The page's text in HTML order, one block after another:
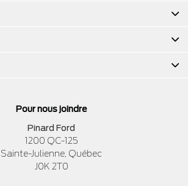
Pour nous joindre
Pinard Ford
1200 QC-125
Sainte-Julienne, Québec
J0K 2T0